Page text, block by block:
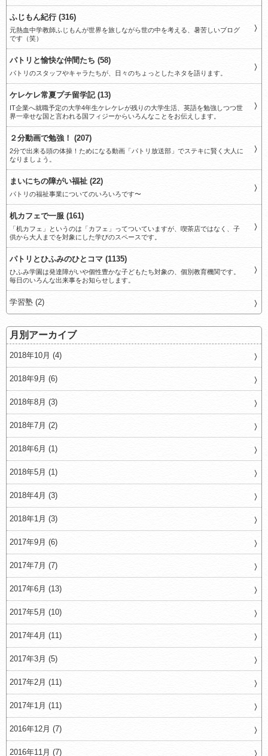
ふじもん紀行 (316)
元熱血中学教師ふじもんが世界を旅しながら世の中を考える、暑苦しいブログ
です（笑）
パトリと愉快な仲間たち (58)
パトリのスタッフやキャラたちが、日々のちょっとしたネタを語ります。
ケレケレ常夏プチ留学記 (13)
IT企業へ就職予定の大学4年生ケレケレが残りの大学生活、英語を勉強しつつ世
界一幸せな国と言われる国フィジーからいろんなことをお伝えします。
２分動画で勉強！ (207)
2分で出来る頭の体操！ためになる動画「パトリ放送部」でステキに賢く大人に
なりましょう。
まいにちの障がい福祉 (22)
パトリの福祉事業についてのいろいろです〜
机カフェで一服 (161)
「机カフェ」というのは「カフェ」ってついていますが、喫茶店ではなく、子
供から大人までを対象にした学びのスペースです。
パトリとひふみのひとコマ (1135)
ひふみ学園は発達障がいや個性豊かな子どもたち対象の、個別教育機関です。
毎日のいろんな出来事をお知らせします。
学習塾 (2)
月別アーカイブ
2018年10月 (4)
2018年9月 (6)
2018年8月 (3)
2018年7月 (2)
2018年6月 (1)
2018年5月 (1)
2018年4月 (3)
2018年1月 (3)
2017年9月 (6)
2017年7月 (7)
2017年6月 (13)
2017年5月 (10)
2017年4月 (11)
2017年3月 (5)
2017年2月 (11)
2017年1月 (11)
2016年12月 (7)
2016年11月 (7)